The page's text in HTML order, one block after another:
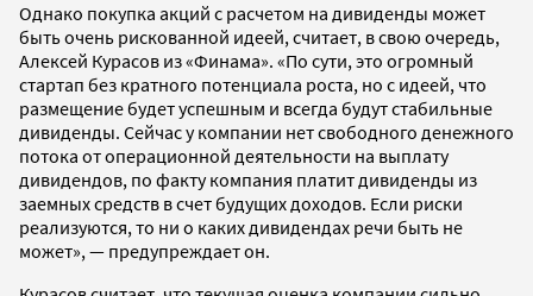
Однако покупка акций с расчетом на дивиденды может
быть очень рискованной идеей, считает, в свою очередь,
Алексей Курасов из «Финама». «По сути, это огромный
стартап без кратного потенциала роста, но с идеей, что
размещение будет успешным и всегда будут стабильные
дивиденды. Сейчас у компании нет свободного денежного
потока от операционной деятельности на выплату
дивидендов, по факту компания платит дивиденды из
заемных средств в счет будущих доходов. Если риски
реализуются, то ни о каких дивидендах речи быть не
может», — предупреждает он.